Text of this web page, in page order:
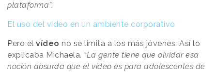
plataforma”.
El uso del vídeo en un ambiente corporativo
Pero el vídeo no se limita a los más jóvenes. Así lo
explicaba Michaela. “La gente tiene que olvidar esa
noción absurda que el vídeo es para adolescentes de